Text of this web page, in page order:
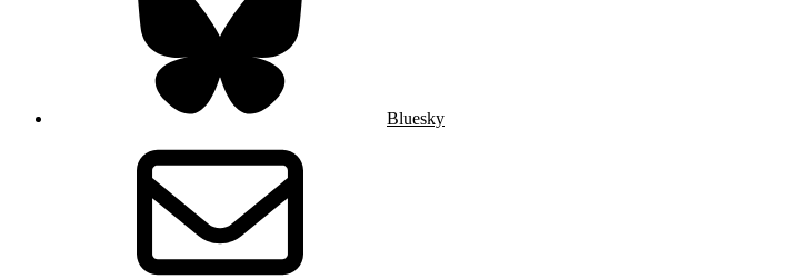
Bluesky